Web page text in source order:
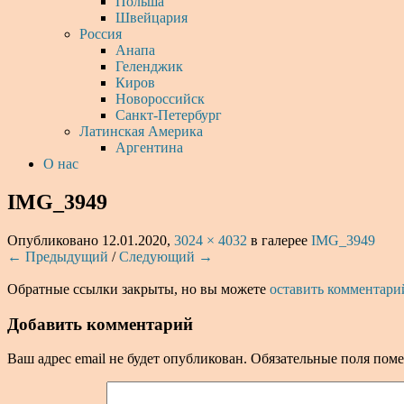
Швейцария
Россия
Анапа
Геленджик
Киров
Новороссийск
Санкт-Петербург
Латинская Америка
Аргентина
О нас
IMG_3949
Опубликовано 12.01.2020, 3024 × 4032 в галерее IMG_3949
← Предыдущий /Следующий →
Обратные ссылки закрыты, но вы можете оставить
Добавить комментарий
Ваш адрес email не будет опубликован. Обязательные поля